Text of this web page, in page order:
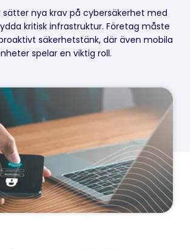
sätter nya krav på cybersäkerhet med
kritisk infrastruktur. Företag måste
säkerhetstänk, där även mobila
spelar en viktig roll.